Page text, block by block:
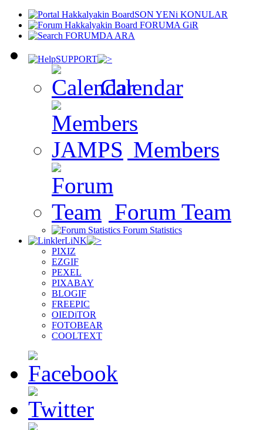
SON YENi KONULAR
FORUMA GiR
FORUMDA ARA
SUPPORT
Calendar
Members
Forum Team
Forum Statistics
LiNK
PIXIZ
EZGIF
PEXEL
PIXABAY
BLOGIF
FREEPIC
OIEDiTOR
FOTOBEAR
COOLTEXT